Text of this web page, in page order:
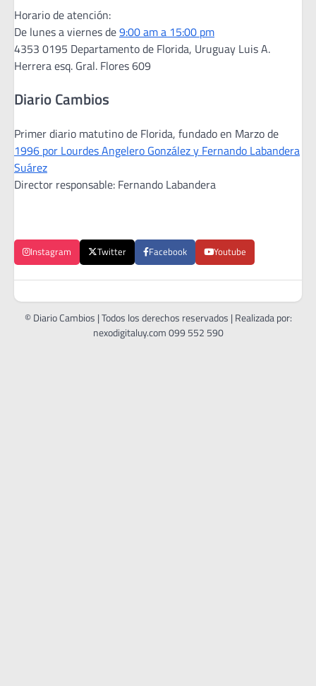
Horario de atención:
De lunes a viernes de9:00 am a 15:00 pm
4353 0195 Departamento de Florida, Uruguay Luis A.
Herrera esq. Gral. Flores 609
Diario Cambios
Primer diario matutino de Florida, fundado en Marzo de
1996 por Lourdes Angelero González y Fernando Labandera
Suárez
Director responsable: Fernando Labandera
Instagram Twitter Facebook Youtube